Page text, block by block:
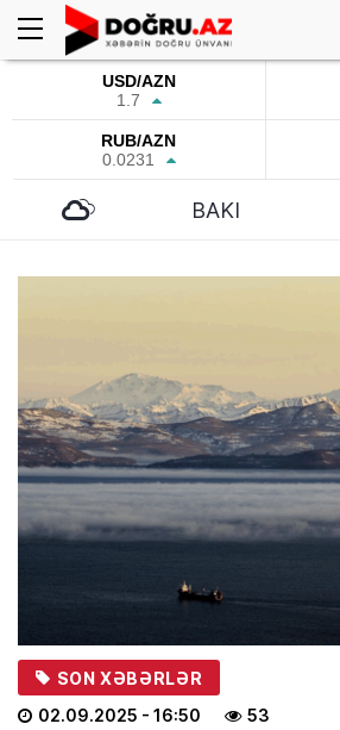
USD/AZN
1.7
RUB/AZN
0.0231
BAKI
SON XƏBƏRLƏR
02.09.2025 - 16:50 53